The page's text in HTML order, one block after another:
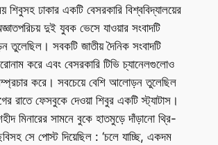
শিবুসহ ঢাকার একটি বেসরকারি বিশ্ববিদ্যালয়ের
দুই যুবক ভেসে যাওয়ার সংবাদটি
তুলেছিল। সবকটি জাতীয় দৈনিক সংবাদটি
করে এবং বেসরকারি টিভি চ্যানেলগুলোও
করে। সবচেয়ে বেশি আলোড়ন তুলেছিল
রাতে ফেসবুকে দেওয়া শিবুর একটি স্ট্যাটাস।
মিনারের সামনে বুকে হাতমুড়ে দাঁড়ানো থ্রি-
সে পোস্ট দিয়েছিল : ‘চলে যাচ্ছি, একদম